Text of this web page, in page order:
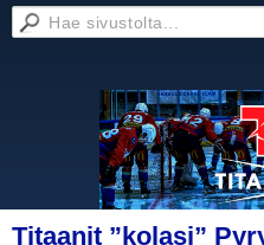
Titaanit ”kolasi”